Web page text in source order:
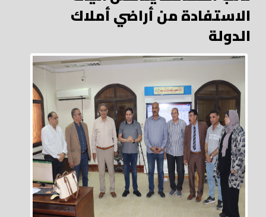
الاستفادة من أراضي أملاك
الدولة